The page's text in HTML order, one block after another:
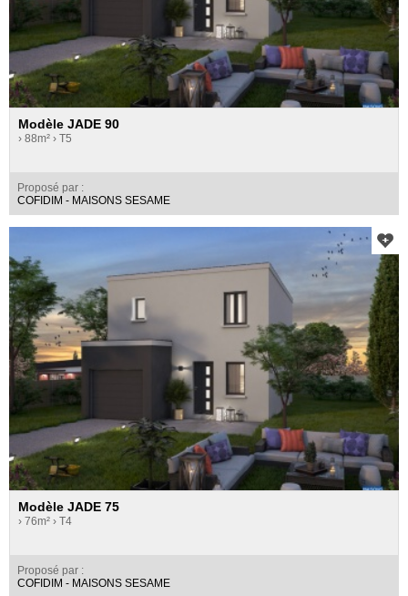
Modèle JADE 90
› 88m² › T5
Proposé par :
COFIDIM - MAISONS SESAME
Modèle JADE 75
› 76m² › T4
Proposé par :
COFIDIM - MAISONS SESAME